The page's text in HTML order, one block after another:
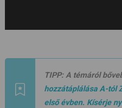
TIPP: A témáról
hozzátáplálása A-tól
első évben. Kísérje